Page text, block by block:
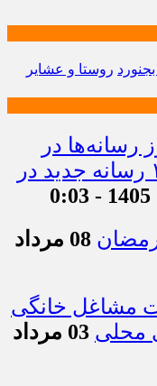
روستا و عشایر
رسانه‌ها در
خراسان شمالی / فعالیت ۱۳ رسانه جدید در
08 مرداد
مشاغل خانگی
محلی
03 مرداد